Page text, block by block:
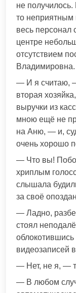
не
то
весь персонал
центре
отсутствием
Владимировна.
— И я считаю,
вторая
выручки из
мною ещё не
на Аню, — и,
очень хорошо
— Что вы!
хриплым
слышала
за своё
— Ладно,
стоял
видеозаписей
— Нет, не я, —
— В любом